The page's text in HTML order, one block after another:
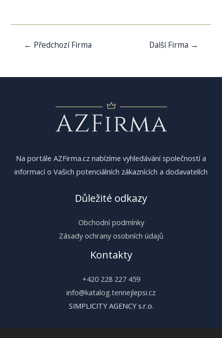
Navigace
← Předchozí Firma Další Firma →
Na portále AZFirma.cz nabízíme vyhledávání společností a
informací o Vašich potenciálních zákaznících a dodavatelích
Důležité odkazy
Obchodní podmínky
Zásady ochrany osobních údajů
Kontakty
+420 228 227 459
info@katalog.tennejlepsi.cz
SIMPLICITY AGENCY s.r.o.